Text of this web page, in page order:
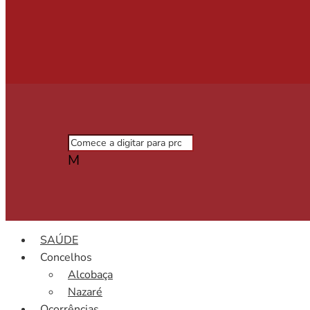
M
SAÚDE
Concelhos
Alcobaça
Nazaré